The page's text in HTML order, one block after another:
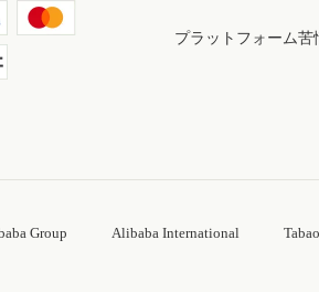
プラットフォーム苦
Group Alibaba International